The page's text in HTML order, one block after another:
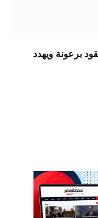
برعونة ويهدد